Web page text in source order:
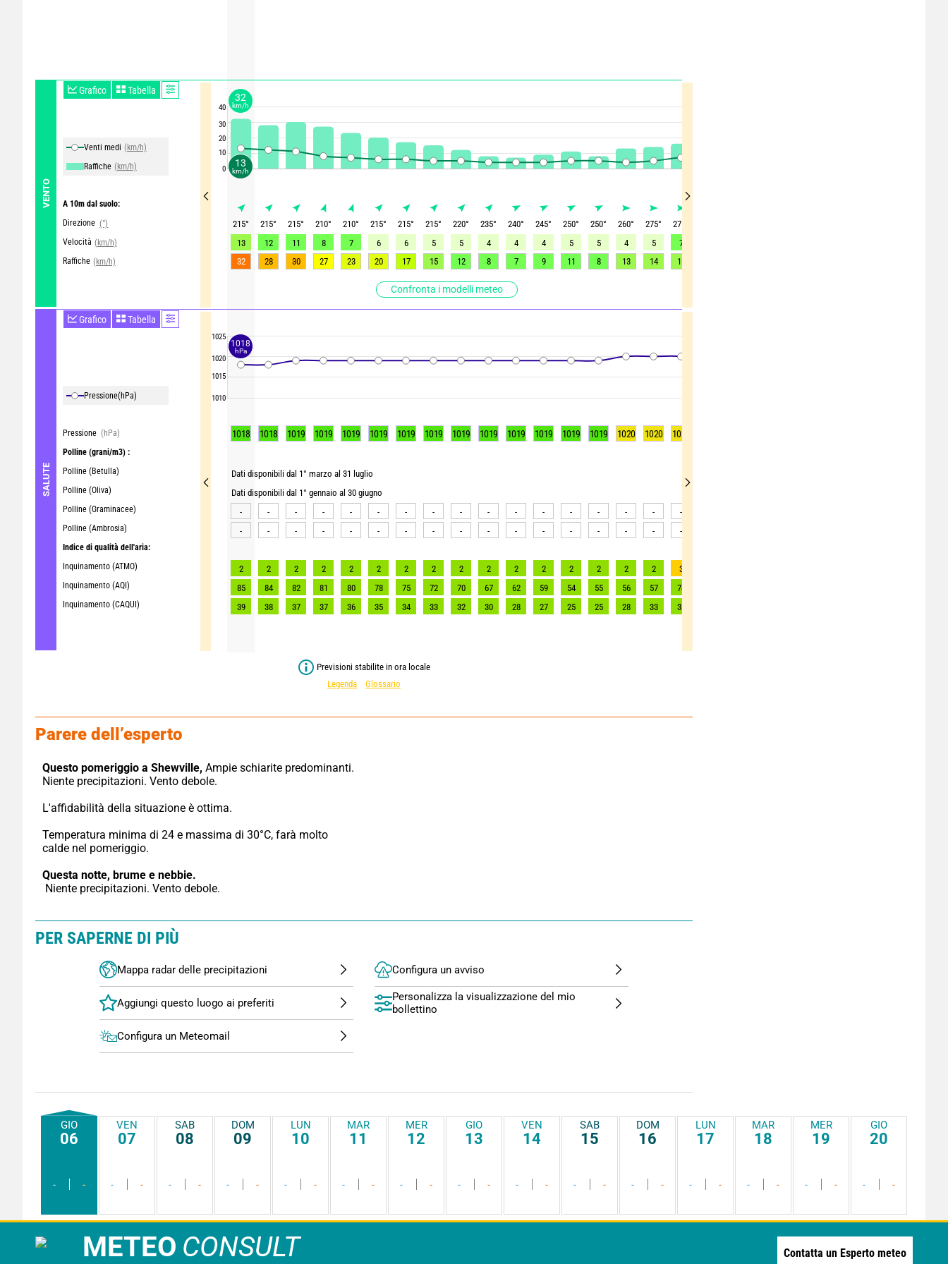
VENTO
Grafico Tabella
Venti medi (km/h)
Raffiche (km/h)
A 10m dal suolo:
Direzione (°)
Velocità (km/h)
Raffiche (km/h)
Confronta i modelli meteo
SALUTE
Grafico Tabella
Pressione(hPa)
Pressione (hPa)
Polline (grani/m3) :
Polline (Betulla)
Polline (Oliva)
Polline (Graminacee)
Polline (Ambrosia)
Indice di qualità dell'aria:
Inquinamento (ATMO)
Inquinamento (AQI)
Inquinamento (CAQUI)
40
30
20
10
0
1025
1020
1015
1010
215° 215° 215° 210° 210° 215° 215° 215° 220° 235° 240° 245° 250° 250° 260° 275° 275
13
12 11 8 7 6 6 5 5 4 4 4 5 5 4 5 7
32
28 30 27 23 20 17 15 12 8 7 9 11 8 13 14 16
1018 1018 1019 1019 1019 1019 1019 1019 1019 1019 1019 1019 1019 1019 1020 1020 1020
Dati disponibili dal 1° marzo al 31 luglio
Dati disponibili dal 1° gennaio al 30 giugno
-
- - - - - - - - - - - - - - - -
-
- - - - - - - - - - - - - - - -
2 2 2 2 2 2 2 2 2 2 2 2 2 2 2 2 3
85
84 82 81 80 78 75 72 70 67 62 59 54 55 56 57 74
39
38 37 37 36 35 34 33 32 30 28 27 25 25 28 33 38
Previsioni stabilite in ora locale
Legenda
Glossario
Parere dell’esperto
Questo pomeriggio a Shewville, Ampie schiarite predominanti.
Niente precipitazioni. Vento debole.
L'affidabilità della situazione è ottima.
Temperatura minima di 24 e massima di 30°C, farà molto
calde nel pomeriggio.
Questa notte, brume e nebbie.
Niente precipitazioni. Vento debole.
PER SAPERNE DI PIÙ
Mappa radar delle precipitazioni
Configura un Meteomail
Configura un avviso
Personalizza la visualizzazione del mio
bollettino
GIO
06
- -
VEN
07
- -
SAB
08
- -
DOM
09
- -
LUN
10
- -
MAR
11
- -
MER
12
- -
GIO
13
- -
VEN
14
- -
SAB
15
- -
DOM
16
- -
LUN
17
- -
MAR
18
- -
MER
19
- -
GIO
20
- -
METEO CONSULT Contatta un Esperto meteo
13
km/h
32
km/h
1018
hPa